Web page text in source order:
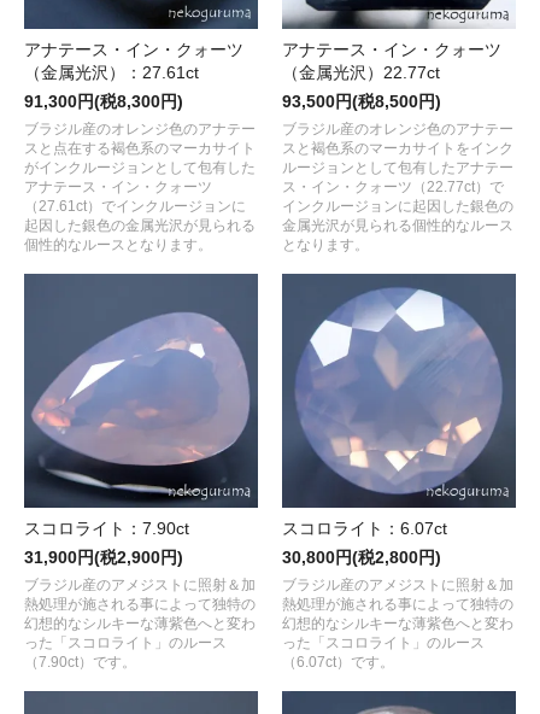
アナテース・イン・クォーツ
（金属光沢）：27.61ct
91,300円(税8,300円)
ブラジル産のオレンジ色のアナテー
スと点在する褐色系のマーカサイト
がインクルージョンとして包有した
アナテース・イン・クォーツ
（27.61ct）でインクルージョンに
起因した銀色の金属光沢が見られる
個性的なルースとなります。
アナテース・イン・クォーツ
（金属光沢）22.77ct
93,500円(税8,500円)
ブラジル産のオレンジ色のアナテー
スと褐色系のマーカサイトをインク
ルージョンとして包有したアナテー
ス・イン・クォーツ（22.77ct）で
インクルージョンに起因した銀色の
金属光沢が見られる個性的なルース
となります。
スコロライト：7.90ct
31,900円(税2,900円)
ブラジル産のアメジストに照射＆加
熱処理が施される事によって独特の
幻想的なシルキーな薄紫色へと変わ
った「スコロライト」のルース
（7.90ct）です。
スコロライト：6.07ct
30,800円(税2,800円)
ブラジル産のアメジストに照射＆加
熱処理が施される事によって独特の
幻想的なシルキーな薄紫色へと変わ
った「スコロライト」のルース
（6.07ct）です。